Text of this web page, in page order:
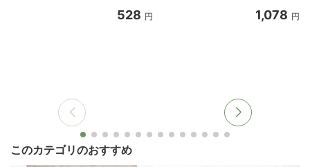
528 円 1,078 円
このカテゴリのおすすめ